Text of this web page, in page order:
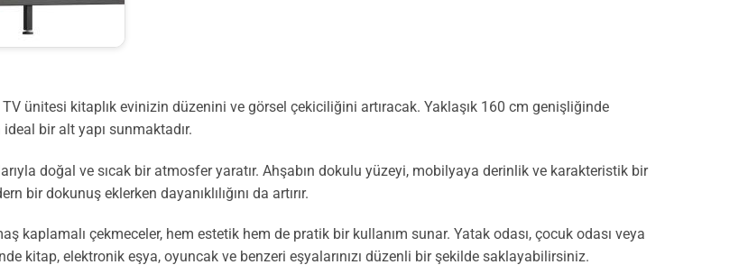
ünitesi kitaplık evinizin düzenini ve görsel çekiciliğini artıracak. Yaklaşık 160 cm genişliğinde
bir alt yapı sunmaktadır.
doğal ve sıcak bir atmosfer yaratır. Ahşabın dokulu yüzeyi, mobilyaya derinlik ve karakteristik bir
bir dokunuş eklerken dayanıklılığını da artırır.
kaplamalı çekmeceler, hem estetik hem de pratik bir kullanım sunar. Yatak odası, çocuk odası veya
kitap, elektronik eşya, oyuncak ve benzeri eşyalarınızı düzenli bir şekilde saklayabilirsiniz.